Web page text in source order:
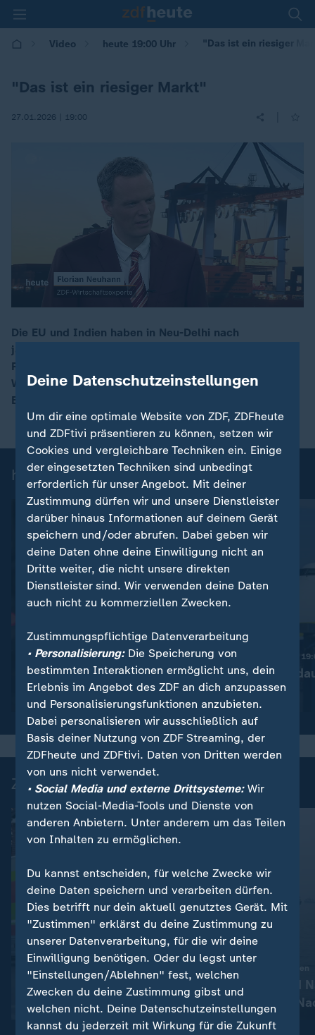
Video heute 19:00 Uhr "Das ist ein riesiger
"Das ist ein riesiger Markt"
27.01.2026 | 19:00
Die EU und Indien haben in Neu-Delhi nach
jahrzehntelangen Verhandlungen ein
Freihandelsabkommen beschlossen. ZDF-
Wirtschaftsexperte Florian Neuhann mit einer
Einschätzung.
heute 19:00 Uhr: Einzelbeiträge
Nachrichten | heute 19:00 Uhr:
Diskussion um bessere
Drohnenabwehr
Nachrichten | heute
Ermittlungen
Video
Zuletzt auf ZDFheute veröffentlicht
Erkenntnisse aus Obduktion:
Preetz: Gefundenes
Kleinkind wahrscheinlich
ertrunken
mit Video 1:24
Aktuelle Entwicklungen
Iran-Krieg und
Konflikt: Alle
Liveblog
Deine Datenschutzeinstellungen
Um dir eine optimale Website von ZDF, ZDFheute
und ZDFtivi präsentieren zu können, setzen wir
Cookies und vergleichbare Techniken ein. Einige
der eingesetzten Techniken sind unbedingt
erforderlich für unser Angebot. Mit deiner
Zustimmung dürfen wir und unsere Dienstleister
darüber hinaus Informationen auf deinem Gerät
speichern und/oder abrufen. Dabei geben wir
deine Daten ohne deine Einwilligung nicht an
Dritte weiter, die nicht unsere direkten
Dienstleister sind. Wir verwenden deine Daten
auch nicht zu kommerziellen Zwecken.
Zustimmungspflichtige Datenverarbeitung
• Personalisierung:Die Speicherung von
bestimmten Interaktionen ermöglicht uns, dein
Erlebnis im Angebot des ZDF an dich anzupassen
und Personalisierungsfunktionen anzubieten.
Dabei personalisieren wir ausschließlich auf
Basis deiner Nutzung von ZDF Streaming, der
ZDFheute und ZDFtivi. Daten von Dritten werden
von uns nicht verwendet.
• Social Media und externe Drittsysteme:Wir
nutzen Social-Media-Tools und Dienste von
anderen Anbietern. Unter anderem um das Teilen
von Inhalten zu ermöglichen.
Du kannst entscheiden, für welche Zwecke wir
deine Daten speichern und verarbeiten dürfen.
Dies betrifft nur dein aktuell genutztes Gerät. Mit
"Zustimmen" erklärst du deine Zustimmung zu
unserer Datenverarbeitung, für die wir deine
Einwilligung benötigen. Oder du legst unter
"Einstellungen/Ablehnen" fest, welchen
Zwecken du deine Zustimmung gibst und
welchen nicht. Deine Datenschutzeinstellungen
kannst du jederzeit mit Wirkung für die Zukunft